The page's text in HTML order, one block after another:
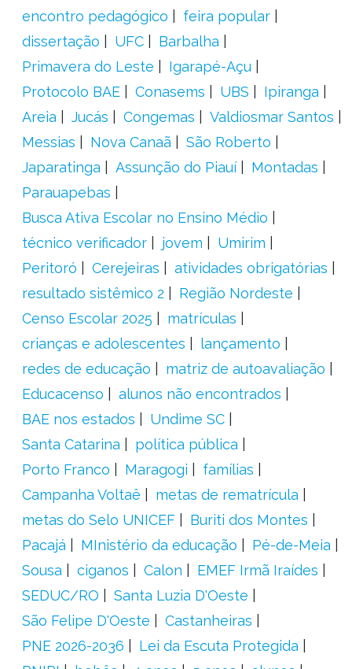
encontro pedagógico
feira popular
dissertação
UFC
Barbalha
Primavera do Leste
Igarapé-Açu
Protocolo BAE
Conasems UBS
Ipiranga
Areia
Jucás Congemas
Valdiosmar Santos
Messias
Nova Canaã
São Roberto
Japaratinga
Assunção do Piauí
Montadas
Parauapebas
Busca Ativa Escolar no Ensino Médio
técnico verificador
jovem
Umirim
Peritoró
Cerejeiras
atividades obrigatórias
resultado sistêmico 2
Região Nordeste
Censo Escolar 2025
matrículas
crianças e adolescentes
lançamento
redes de educação
matriz de autoavaliação
Educacenso
alunos não encontrados
BAE nos estados
Undime SC
Santa Catarina
política pública
Porto Franco
Maragogi
famílias
Campanha Voltaê
metas de rematrícula
metas do Selo UNICEF
Buriti dos Montes
Pacajá
MInistério da educação
Pé-de-Meia
Sousa
ciganos Calon
EMEF Irmã Iraídes
SEDUC/RO
Santa Luzia D'Oeste
São Felipe D'Oeste
Castanheiras
PNE 2026-2036
Lei da Escuta Protegida